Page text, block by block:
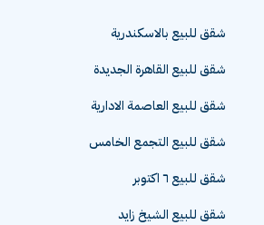
شقق للبيع بالاسكندرية
شقق للبيع القاهرة الجديدة
شقق للبيع العاصمة الادارية
شقق للبيع التجمع الخامس
شقق للبيع ٦ اكتوبر
شقق للبيع الشيخ زايد